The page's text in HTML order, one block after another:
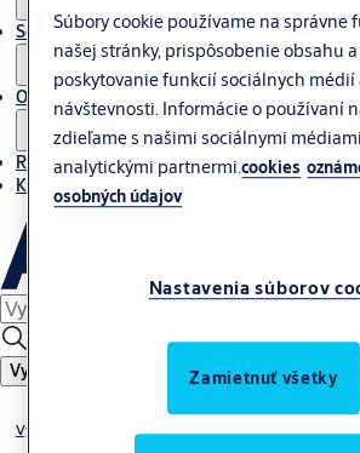
Servis
O nás
Referencie
Kontakt
Vyhľadať
Vybavenie nakladacej rampy
Súbory cookie používame na správne
našej stránky, prispôsobenie obsahu
poskytovanie funkcií sociálnych médií
návštevnosti. Informácie o používaní
zdieľame s našimi sociálnymi
analytickými partnermi.cookies
osobných údajov
Nastavenia súborov
Zamietnuť všetky